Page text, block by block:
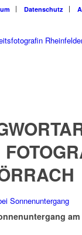
Datenschutz